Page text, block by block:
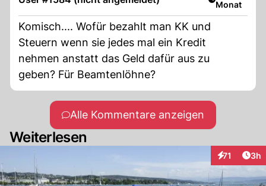
Monat
Komisch.... Wofür bezahlt man KK und
Steuern wenn sie jedes mal ein Kredit
nehmen anstatt das Geld dafür aus zu
geben? Für Beamtenlöhne?
Alle Kommentare anzeigen
Weiterlesen
71 3h